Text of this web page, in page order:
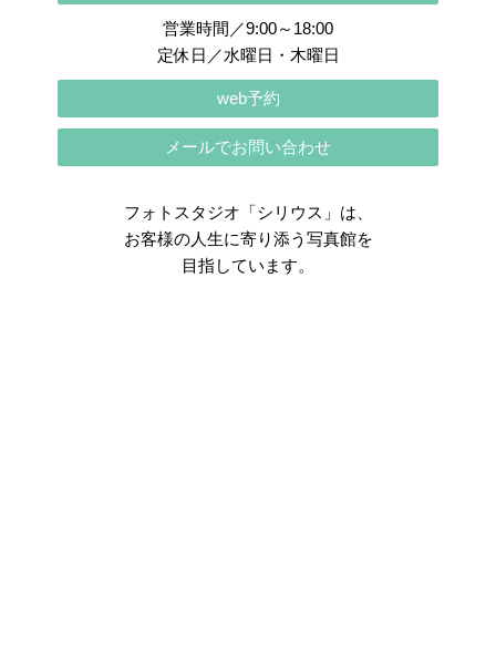
営業時間／9:00～18:00
定休日／水曜日・木曜日
web予約
メールでお問い合わせ
フォトスタジオ「シリウス」は、
お客様の人生に寄り添う写真館を
目指しています。